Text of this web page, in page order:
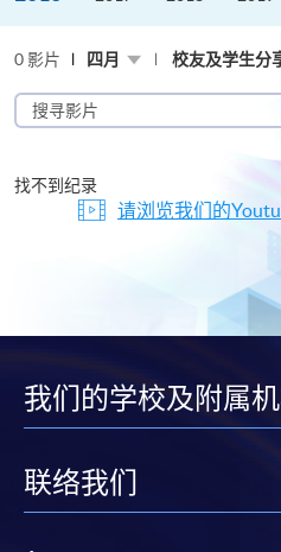
0 影片 四月 校友及学生分
搜
寻
片
找不到纪录
请浏览我们的
我们的学校及附属
联络我们